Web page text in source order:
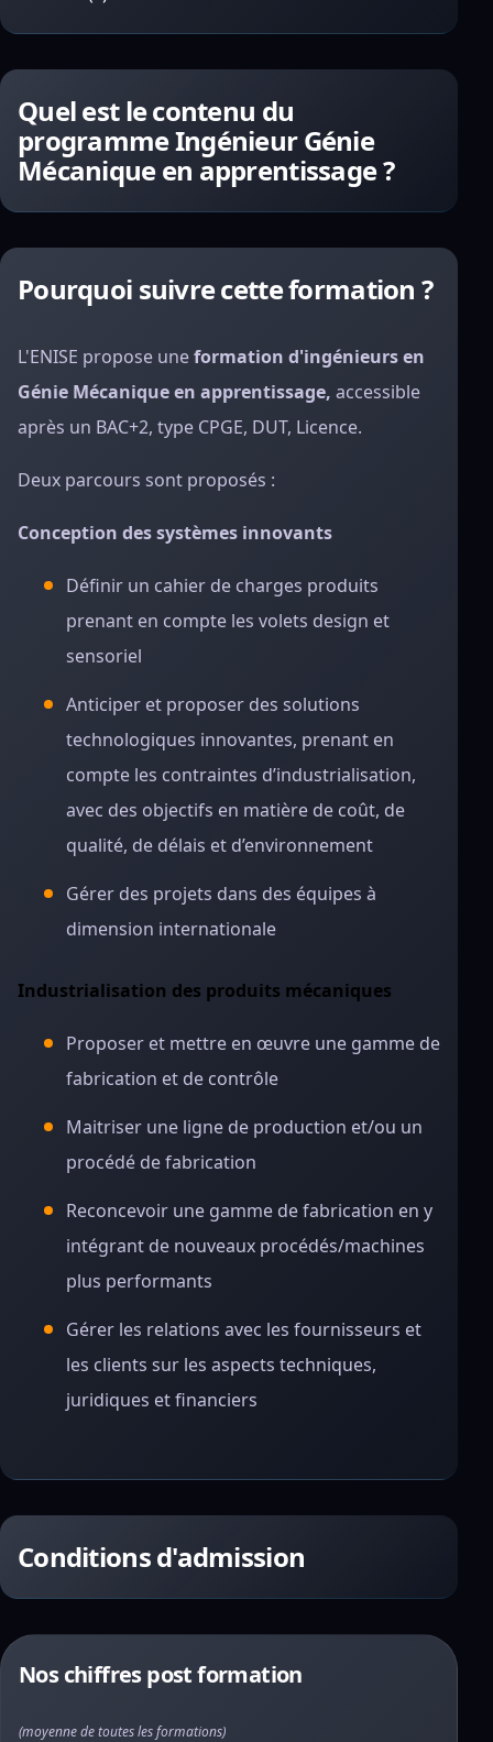
Quel est le contenu du
programme Ingénieur Génie
Mécanique en apprentissage ?
Pourquoi suivre cette formation ?
L'ENISE propose uneformation d'ingénieurs en
Génie Mécanique en apprentissage, accessible
après un BAC+2, type CPGE, DUT, Licence.
Deux parcours sont proposés :
Conception des systèmes innovants
Définir un cahier de charges produits
prenant en compte les volets design et
sensoriel
Anticiper et proposer des solutions
technologiques innovantes, prenant en
compte les contraintes d’industrialisation,
avec des objectifs en matière de coût, de
qualité, de délais et d’environnement
Gérer des projets dans des équipes à
dimension internationale
Industrialisation des produits mécaniques
Proposer et mettre en œuvre une gamme de
fabrication et de contrôle
Maitriser une ligne de production et/ou un
procédé de fabrication
Reconcevoir une gamme de fabrication en y
intégrant de nouveaux procédés/machines
plus performants
Gérer les relations avec les fournisseurs et
les clients sur les aspects techniques,
juridiques et financiers
Conditions d'admission
Nos chiffres post formation
(moyenne de toutes les formations)